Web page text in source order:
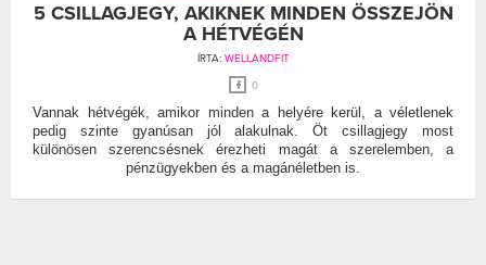
5 CSILLAGJEGY, AKIKNEK MINDEN ÖSSZEJÖN
A HÉTVÉGÉN
ÍRTA: WELLANDFIT
0
Vannak hétvégék, amikor minden a helyére kerül, a véletlenek
pedig szinte gyanúsan jól alakulnak. Öt csillagjegy most
különösen szerencsésnek érezheti magát a szerelemben, a
pénzügyekben és a magánéletben is.